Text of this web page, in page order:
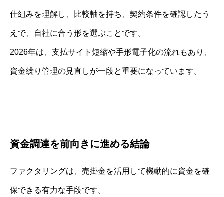
仕組みを理解し、比較軸を持ち、契約条件を確認したう
えで、自社に合う形を選ぶことです。
2026年は、支払サイト短縮や手形電子化の流れもあり、
資金繰り管理の見直しが一段と重要になっています。
資金調達を前向きに進める結論
ファクタリングは、売掛金を活用して機動的に資金を確
保できる有力な手段です。